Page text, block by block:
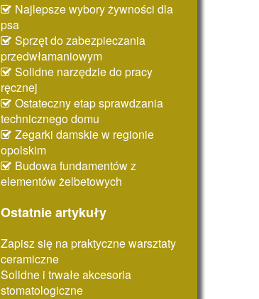
Najlepsze wybory żywności dla
psa
Sprzęt do zabezpieczania
przedwłamaniowym
Solidne narzędzie do pracy
ręcznej
Ostateczny etap sprawdzania
technicznego domu
Zegarki damskie w regionie
opolskim
Budowa fundamentów z
elementów żelbetowych
Ostatnie artykuły
Zapisz się na praktyczne warsztaty
ceramiczne
Solidne i trwałe akcesoria
stomatologiczne